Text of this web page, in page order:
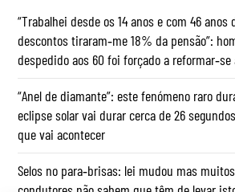
“Trabalhei desde os 14 anos e com 46 anos
descontos tiraram‑me 18% da pensão”:
despedido aos 60 foi forçado a reformar‑se
“Anel de diamante”: este fenómeno raro
eclipse solar vai durar cerca de 26
que vai acontecer
Selos no para‑brisas: lei mudou mas muitos